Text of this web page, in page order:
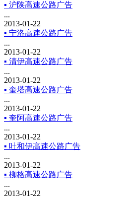
▪ 沪陕高速公路广告
...
2013-01-22
▪ 宁洛高速公路广告
...
2013-01-22
▪ 清伊高速公路广告
...
2013-01-22
▪ 奎塔高速公路广告
...
2013-01-22
▪ 奎阿高速公路广告
...
2013-01-22
▪ 吐和伊高速公路广告
...
2013-01-22
▪ 柳格高速公路广告
...
2013-01-22